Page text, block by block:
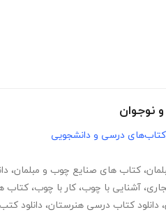
نوجوان
کتاب‌های درسی و دانشجویی
، کتاب های صنایع چوب و مبلمان،
، آشنایی با چوب، کار با چوب، کتاب
، دانلود کتاب درسی هنرستان، دانلود